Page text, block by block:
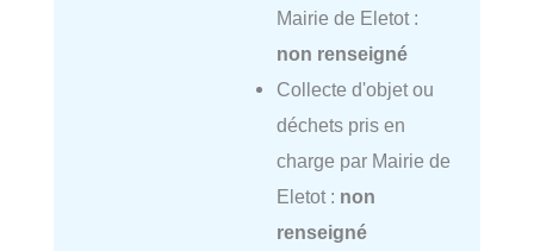
Mairie de Eletot :
non renseigné
Collecte d'objet ou
déchets pris en
charge par Mairie de
Eletot : non
renseigné